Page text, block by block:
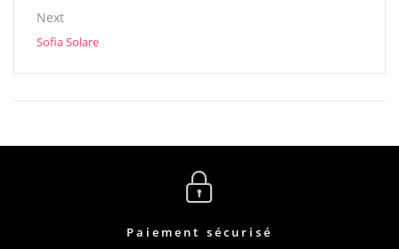
Next
Sofia Solare
Paiement sécurisé